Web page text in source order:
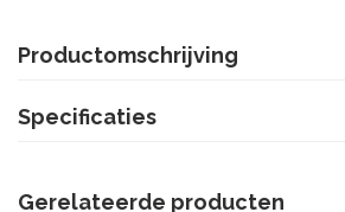
Productomschrijving
Specificaties
Gerelateerde producten